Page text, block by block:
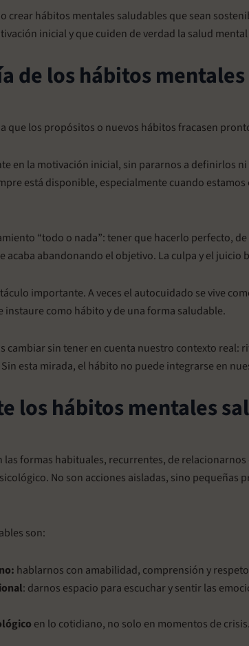
crear hábitos mentales saludables que sean
inicial y que cuiden de verdad la salud
de los hábitos
que los propósitos o nuevos hábitos fracasen
en la motivación inicial, sin pararnos a definirlos
está disponible, especialmente cuando estamos
“todo o nada”: tener que hacerlo perfecto,
acaba abandonando el objetivo. La culpa y el juicio
importante. A veces el autocuidado se vive
como hábito y de una forma saludable.
cambiar sin tener en cuenta nuestro contexto real:
esta mirada, el hábito no puede integrarse en
los hábitos mentales
formas habituales, recurrentes, de
No son acciones aisladas, sino pequeñas
son:
hablarnos con amabilidad, comprensión y
: darnos espacio para escuchar y sentir las
en lo cotidiano, no solo en momentos de crisis.